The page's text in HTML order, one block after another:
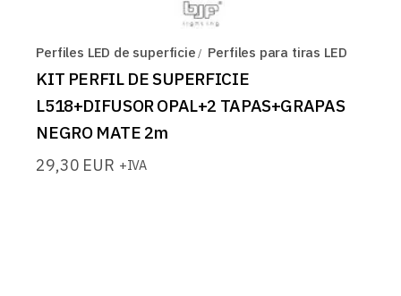
Perfiles LED de superficie Perfiles para tiras LED
KIT PERFIL DE SUPERFICIE
L518+DIFUSOR OPAL+2 TAPAS+GRAPAS
NEGRO MATE 2m
29,30 EUR +IVA